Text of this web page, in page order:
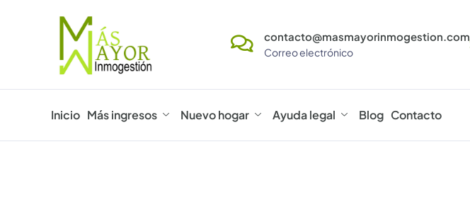
contacto@masmayorinmogestion.com
Correo electrónico
Inicio Más ingresos Nuevo hogar Ayuda legal Blog Contacto